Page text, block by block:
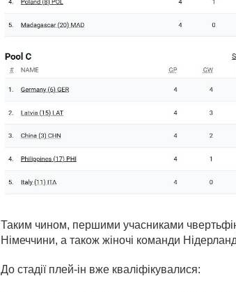
Таким чином, першими учасниками
Німеччини, а також жіночі команди
До стадії плей-ін вже кваліфікувалися: